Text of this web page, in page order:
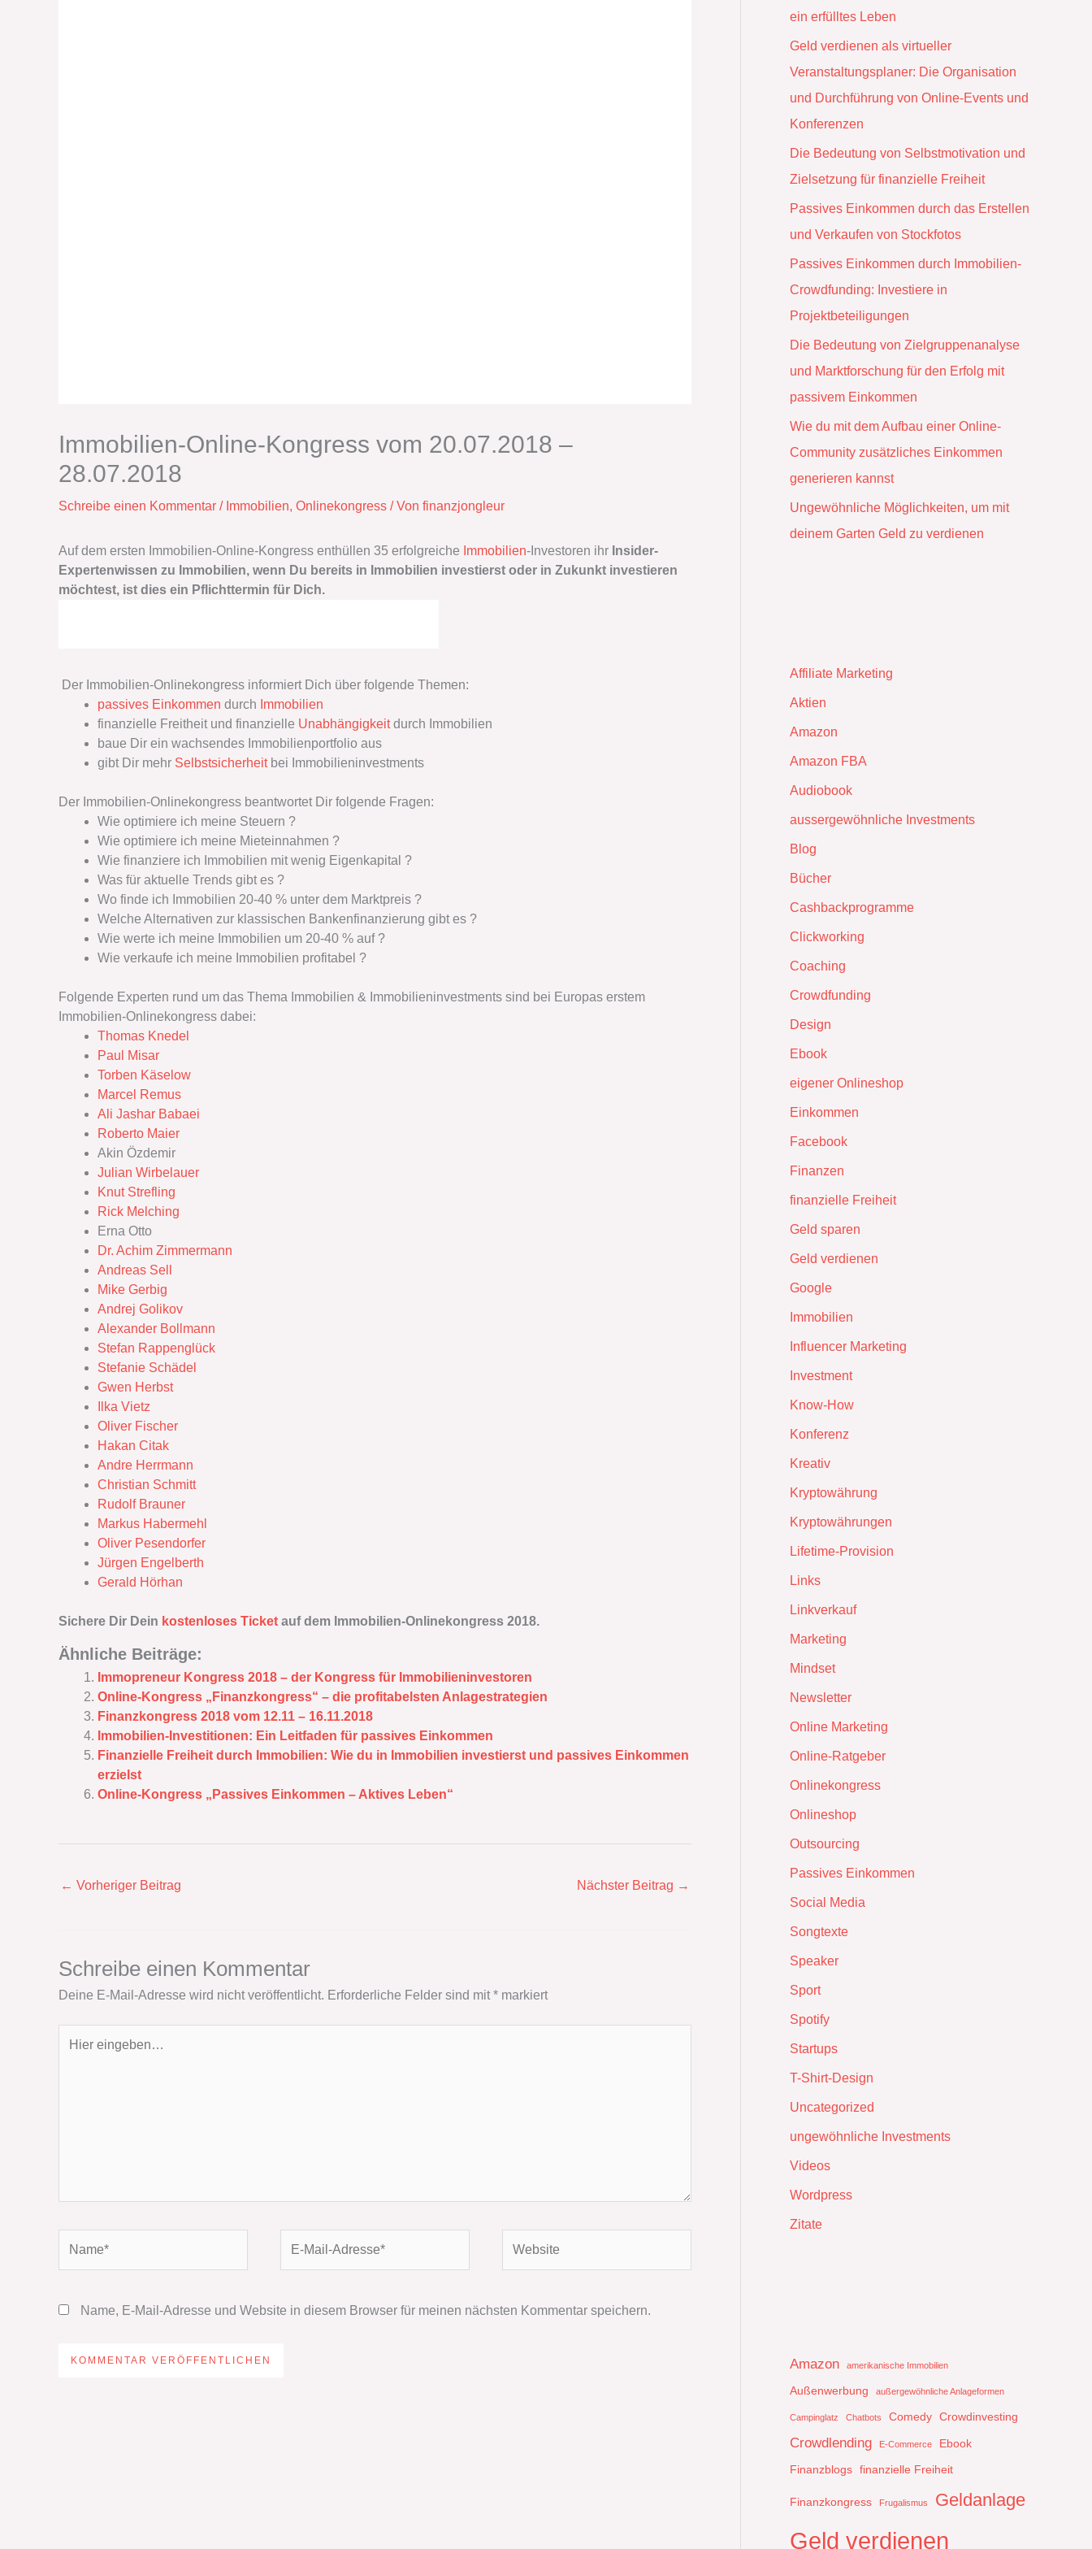
Immobilien-Online-Kongress vom 20.07.2018 –
28.07.2018
Schreibe einen Kommentar / Immobilien, Onlinekongress / Von finanzjongleur
Auf dem ersten Immobilien-Online-Kongress enthüllen 35 erfolgreiche Immobilien-Investoren ihr Insider-
Expertenwissen zu Immobilien, wenn Du bereits in Immobilien investierst oder in Zukunkt investieren
möchtest, ist dies ein Pflichttermin für Dich.
Der Immobilien-Onlinekongress informiert Dich über folgende Themen:
passives Einkommen durch Immobilien
finanzielle Freitheit und finanzielle Unabhängigkeitdurch Immobilien
baue Dir ein wachsendes Immobilienportfolio aus
gibt Dir mehr Selbstsicherheitbei Immobilieninvestments
Der Immobilien-Onlinekongress beantwortet Dir folgende Fragen:
Wie optimiere ich meine Steuern ?
Wie optimiere ich meine Mieteinnahmen ?
Wie finanziere ich Immobilien mit wenig Eigenkapital ?
Was für aktuelle Trends gibt es ?
Wo finde ich Immobilien 20-40 % unter dem Marktpreis ?
Welche Alternativen zur klassischen Bankenfinanzierung gibt es ?
Wie werte ich meine Immobilien um 20-40 % auf ?
Wie verkaufe ich meine Immobilien profitabel ?
Folgende Experten rund um das Thema Immobilien & Immobilieninvestments ‬sind bei Europas erstem
Immobilien-Onlinekongress dabei:‭
Thomas Knedel
Paul Misar
Torben Käselow
Marcel Remus
Ali Jashar Babaei
Roberto Maier
Akin Özdemir
Julian Wirbelauer
Knut Strefling
Rick Melching
Erna Otto
Dr. Achim Zimmermann
Andreas Sell
Mike Gerbig
Andrej Golikov
Alexander Bollmann
Stefan Rappenglück
Stefanie Schädel
Gwen Herbst
Ilka Vietz
Oliver Fischer
Hakan Citak
Andre Herrmann
Christian Schmitt
Rudolf Brauner
Markus Habermehl
Oliver Pesendorfer
Jürgen Engelberth
Gerald Hörhan
Sichere Dir Dein kostenloses Ticket auf dem Immobilien-Onlinekongress 2018.
Ähnliche Beiträge:
Immopreneur Kongress 2018 – der Kongress für Immobilieninvestoren
Online-Kongress „Finanzkongress“ – die profitabelsten Anlagestrategien
Finanzkongress‭ ‬2018‭ ‬vom‭ ‬12.11‭ – ‬16.11.2018
Immobilien-Investitionen: Ein Leitfaden für passives Einkommen
Finanzielle Freiheit durch Immobilien: Wie du in Immobilien investierst und passives Einkommen
erzielst
Online-Kongress „Passives Einkommen – Aktives Leben“
← Vorheriger Beitrag Nächster Beitrag →
Schreibe einen Kommentar
Deine E-Mail-Adresse wird nicht veröffentlicht. Erforderliche Felder sind mit * markiert
eingeben…
Mail-
Name, E-Mail-Adresse und Website in diesem Browser für meinen nächsten Kommentar speichern.
ein erfülltes Leben
Geld verdienen als virtueller
Veranstaltungsplaner: Die Organisation
und Durchführung von Online-Events und
Konferenzen
Die Bedeutung von Selbstmotivation und
Zielsetzung für finanzielle Freiheit
Passives Einkommen durch das Erstellen
und Verkaufen von Stockfotos
Passives Einkommen durch Immobilien-
Crowdfunding: Investiere in
Projektbeteiligungen
Die Bedeutung von Zielgruppenanalyse
und Marktforschung für den Erfolg mit
passivem Einkommen
Wie du mit dem Aufbau einer Online-
Community zusätzliches Einkommen
generieren kannst
Ungewöhnliche Möglichkeiten, um mit
deinem Garten Geld zu verdienen
Affiliate Marketing
Aktien
Amazon
Amazon FBA
Audiobook
aussergewöhnliche Investments
Blog
Bücher
Cashbackprogramme
Clickworking
Coaching
Crowdfunding
Design
Ebook
eigener Onlineshop
Einkommen
Facebook
Finanzen
finanzielle Freiheit
Geld sparen
Geld verdienen
Google
Immobilien
Influencer Marketing
Investment
Know-How
Konferenz
Kreativ
Kryptowährung
Kryptowährungen
Lifetime-Provision
Links
Linkverkauf
Marketing
Mindset
Newsletter
Online Marketing
Online-Ratgeber
Onlinekongress
Onlineshop
Outsourcing
Passives Einkommen
Social Media
Songtexte
Speaker
Sport
Spotify
Startups
T-Shirt-Design
Uncategorized
ungewöhnliche Investments
Videos
Wordpress
Zitate
Amazon amerikanische Immobilien
Außenwerbung außergewöhnliche Anlageformen
Campinglatz Chatbots Comedy Crowdinvesting
Crowdlending E-Commerce
Ebook
Finanzblogs finanzielle Freiheit
Finanzkongress Frugalismus Geldanlage
Geld verdienen